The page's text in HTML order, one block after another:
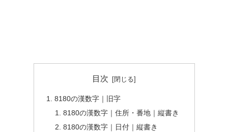
目次
8180の漢数字｜旧字
8180の漢数字｜住所・番地｜縦書き
8180の漢数字｜日付｜縦書き